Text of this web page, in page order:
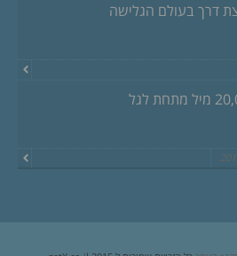
דרך בעולם הגלישה
לגל